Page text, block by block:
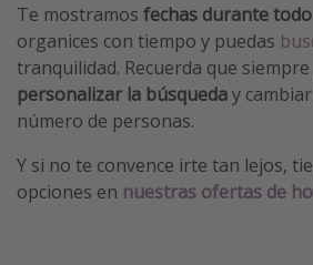
Eventos deportivos
Te mostramos fechas durante
organices con tiempo y puedas
tranquilidad. Recuerda que
personalizar la búsqueday
número de personas.
Y si no te convence irte tan lejos,
opciones en nuestras ofertas de